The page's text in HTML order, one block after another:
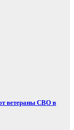
ветераны СВО в